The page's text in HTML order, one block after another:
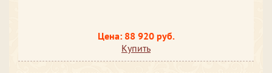
Цена: 88 920 руб.
Купить